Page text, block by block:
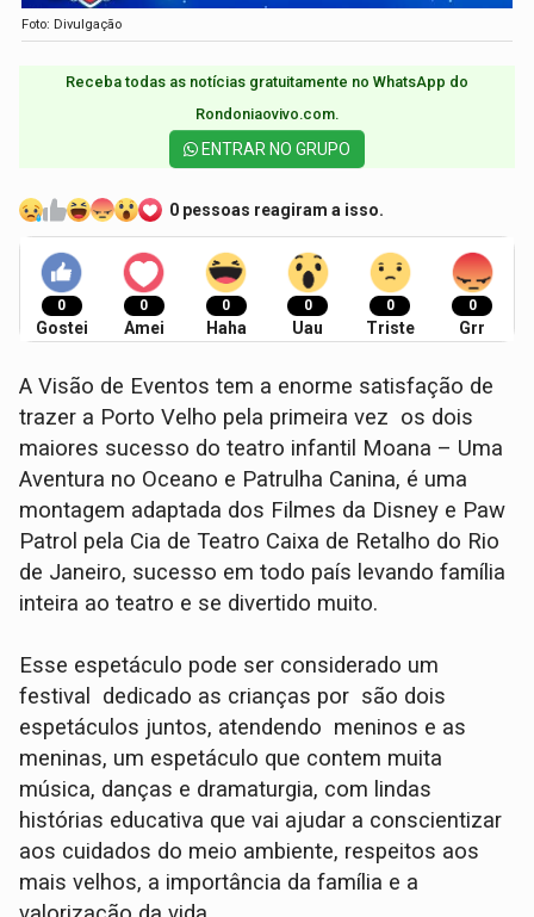
Foto: Divulgação
Receba todas as notícias gratuitamente no WhatsApp do
Rondoniaovivo.com.​
ENTRAR NO GRUPO
0 pessoas reagiram a isso.
0
Gostei
0
Amei
0
Haha
0
Uau
0
Triste
0
Grr
A Visão de Eventos tem a enorme satisfação de
trazer a Porto Velho pela primeira vez os dois
maiores sucesso do teatro infantil Moana – Uma
Aventura no Oceano e Patrulha Canina, é uma
montagem adaptada dos Filmes da Disney e Paw
Patrol pela Cia de Teatro Caixa de Retalho do Rio
de Janeiro, sucesso em todo país levando família
inteira ao teatro e se divertido muito.
Esse espetáculo pode ser considerado um
festival dedicado as crianças por são dois
espetáculos juntos, atendendo meninos e as
meninas, um espetáculo que contem muita
música, danças e dramaturgia, com lindas
histórias educativa que vai ajudar a conscientizar
aos cuidados do meio ambiente, respeitos aos
mais velhos, a importância da família e a